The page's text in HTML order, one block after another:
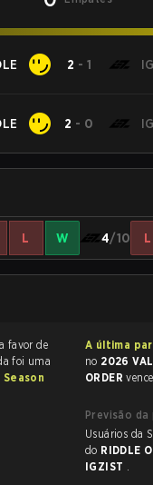
2 - 1
2 - 0
L W 4/10 L
a favor de
foi uma
Season
A última
no 2026
ORDER
Previsão da
Usuários da Strafe tem um favorito absoluto para a
do RIDDLE
IGZIST .